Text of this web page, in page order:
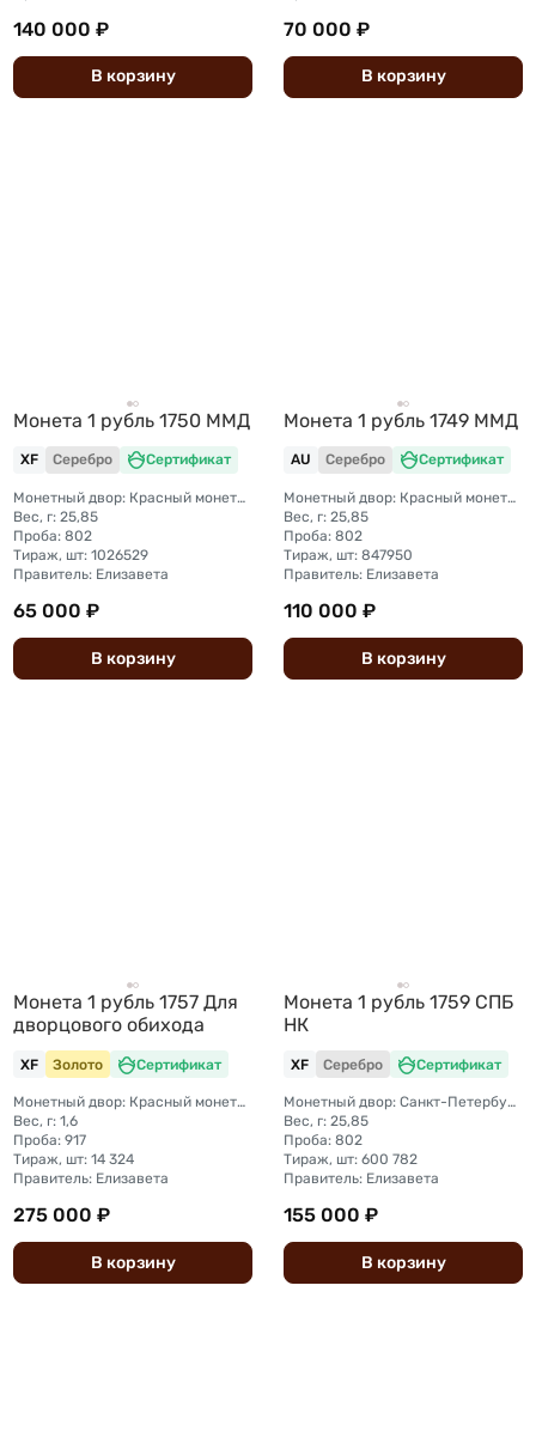
140 000 ₽
В корзину
70 000 ₽
В корзину
Монета 1 рубль 1750 ММД
XF Серебро Сертификат
Монетный двор: Красный монетный двор (Москва)
Вес, г: 25,85
Проба: 802
Тираж, шт: 1026529
Правитель: Елизавета
65 000 ₽
В корзину
Монета 1 рубль 1749 ММД
AU Серебро Сертификат
Монетный двор: Красный монетный двор (Москва)
Вес, г: 25,85
Проба: 802
Тираж, шт: 847950
Правитель: Елизавета
110 000 ₽
В корзину
Монета 1 рубль 1757 Для
дворцового обихода
XF Золото Сертификат
Монетный двор: Красный монетный двор (Москва)
Вес, г: 1,6
Проба: 917
Тираж, шт: 14 324
Правитель: Елизавета
275 000 ₽
В корзину
Монета 1 рубль 1759 СПБ
НК
XF Серебро Сертификат
Монетный двор: Санкт-Петербургский монетный двор
Вес, г: 25,85
Проба: 802
Тираж, шт: 600 782
Правитель: Елизавета
155 000 ₽
В корзину